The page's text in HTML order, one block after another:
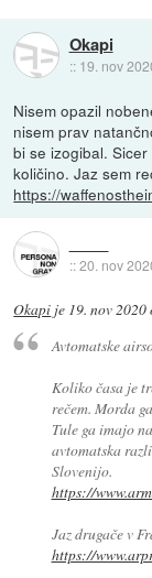
Okapi
:: 19. nov
Nisem opazil
nisem prav
bi se izogibal.
količino. Jaz sem
https://
::20. nov
Okapi je 19. nov
Avtomatske
Koliko časa je
rečem. Morda
Tule ga imajo
avtomatska
Slovenijo.
https://
Jaz drugače v
https://